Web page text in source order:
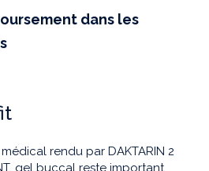
dans les
rendu par DAKTARIN 2
gel buccal reste important